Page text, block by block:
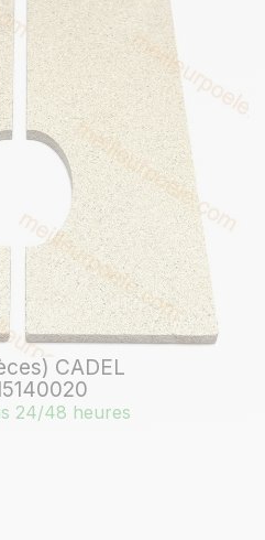
CADEL
24/48 heures